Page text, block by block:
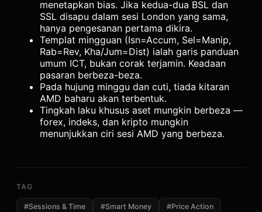
menetapkan bias. Jika kedua-dua BSL dan
SSL disapu dalam sesi London yang sama,
hanya pengesanan pertama dikira.
Templat mingguan (Isn=Accum, Sel=Manip,
Rab=Rev, Kha/Jum=Dist) ialah garis panduan
umum ICT, bukan corak terjamin. Keadaan
pasaran berbeza-beza.
Pada hujung minggu dan cuti, tiada kitaran
AMD baharu akan terbentuk.
Tingkah laku khusus aset mungkin berbeza —
forex, indeks, dan kripto mungkin
menunjukkan ciri sesi AMD yang berbeza.
TAG
#Sessions & Time #Smart Money #Price Action